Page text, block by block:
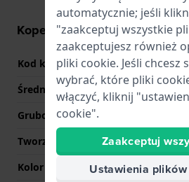
Koperta - informacje
Kod koperty
Średnica
42 mm
Grubość koperty
Tworzywo koperty
Stal
Kolor koperty
automatycznie; jeśli
"zaakceptuj wszystkie
zaakceptujesz również
pliki cookie. Jeśli chcesz
wybrać, które pliki
włączyć, kliknij
cookie".
Zaakceptuj
Ustawienia